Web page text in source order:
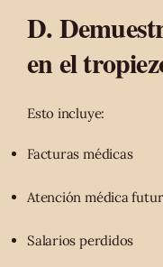
D.
en el
Esto incluye:
Facturas médicas
Atención médica
Salarios perdidos